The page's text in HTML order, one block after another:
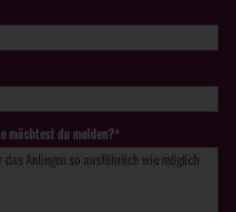
möchtest du melden?*